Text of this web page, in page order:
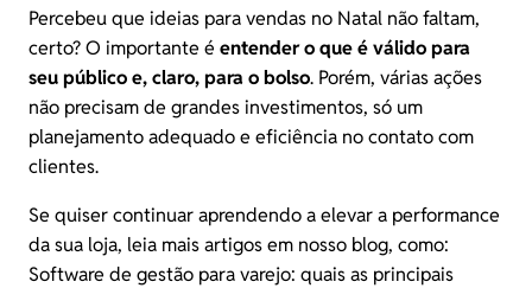
Percebeu que ideias para vendas no Natal não faltam,
certo? O importante é entender o que é válido para
seu público e, claro, para o bolso. Porém, várias ações
não precisam de grandes investimentos, só um
planejamento adequado e eficiência no contato com
clientes.
Se quiser continuar aprendendo a elevar a performance
da sua loja, leia mais artigos em nosso blog, como:
Software de gestão para varejo: quais as principais